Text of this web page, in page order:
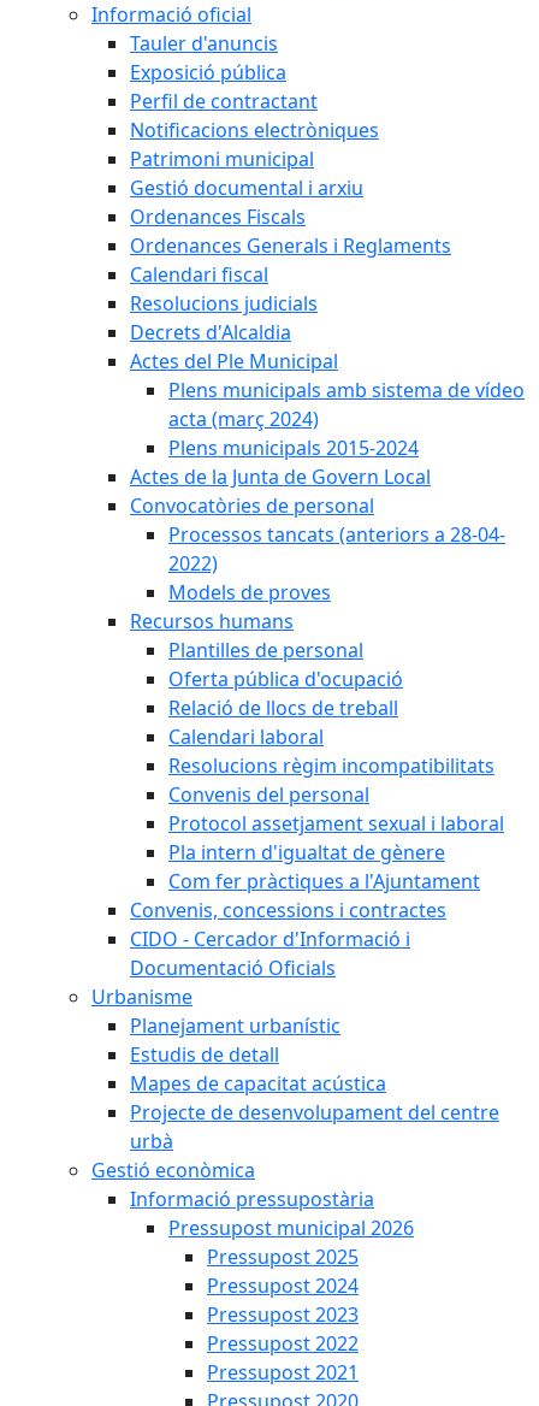
Informació oficial
Tauler d'anuncis
Exposició pública
Perfil de contractant
Notificacions electròniques
Patrimoni municipal
Gestió documental i arxiu
Ordenances Fiscals
Ordenances Generals i Reglaments
Calendari fiscal
Resolucions judicials
Decrets d'Alcaldia
Actes del Ple Municipal
Plens municipals amb sistema de vídeo
acta (març 2024)
Plens municipals 2015-2024
Actes de la Junta de Govern Local
Convocatòries de personal
Processos tancats (anteriors a 28-04-
2022)
Models de proves
Recursos humans
Plantilles de personal
Oferta pública d'ocupació
Relació de llocs de treball
Calendari laboral
Resolucions règim incompatibilitats
Convenis del personal
Protocol assetjament sexual i laboral
Pla intern d'igualtat de gènere
Com fer pràctiques a l'Ajuntament
Convenis, concessions i contractes
CIDO - Cercador d'Informació i
Documentació Oficials
Urbanisme
Planejament urbanístic
Estudis de detall
Mapes de capacitat acústica
Projecte de desenvolupament del centre
urbà
Gestió econòmica
Informació pressupostària
Pressupost municipal 2026
Pressupost 2025
Pressupost 2024
Pressupost 2023
Pressupost 2022
Pressupost 2021